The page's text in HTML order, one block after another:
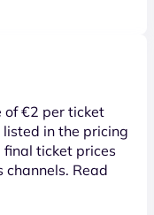
of €2 per ticket
in the pricing
ticket prices
channels. Read